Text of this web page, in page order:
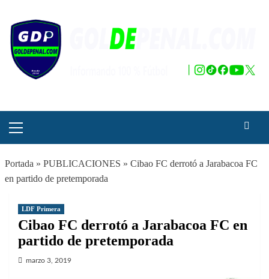
contenido
principal
Portada » PUBLICACIONES » Cibao FC derrotó a Jarabacoa FC
en partido de pretemporada
LDF Primera
Cibao FC derrotó a Jarabacoa FC en
partido de pretemporada
marzo 3, 2019